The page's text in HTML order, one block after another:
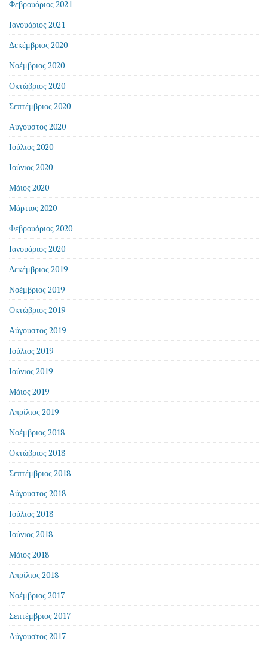
Φεβρουάριος 2021
Ιανουάριος 2021
Δεκέμβριος 2020
Νοέμβριος 2020
Οκτώβριος 2020
Σεπτέμβριος 2020
Αύγουστος 2020
Ιούλιος 2020
Ιούνιος 2020
Μάιος 2020
Μάρτιος 2020
Φεβρουάριος 2020
Ιανουάριος 2020
Δεκέμβριος 2019
Νοέμβριος 2019
Οκτώβριος 2019
Αύγουστος 2019
Ιούλιος 2019
Ιούνιος 2019
Μάιος 2019
Απρίλιος 2019
Νοέμβριος 2018
Οκτώβριος 2018
Σεπτέμβριος 2018
Αύγουστος 2018
Ιούλιος 2018
Ιούνιος 2018
Μάιος 2018
Απρίλιος 2018
Νοέμβριος 2017
Σεπτέμβριος 2017
Αύγουστος 2017